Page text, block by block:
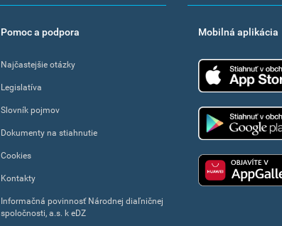
Pomoc a podpora
Najčastejšie otázky
Legislatíva
Slovník pojmov
Dokumenty na stiahnutie
Cookies
Kontakty
Informačná povinnosť Národnej diaľničnej
spoločnosti, a.s. k eDZ
Mobilná aplikácia